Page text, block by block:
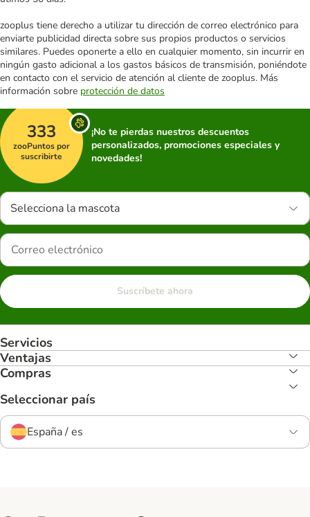
zooplus tiene derecho a utilizar tu dirección de correo electrónico para
enviarte publicidad directa sobre sus propios productos o servicios
similares. Puedes oponerte a ello en cualquier momento, sin incurrir en
ningún gasto adicional a los gastos básicos de transmisión, poniéndote
en contacto con el servicio de atención al cliente de zooplus. Más
información sobre protección de datos
333
zooPuntos por
suscribirte
¡No te pierdas nuestros descuentos
personalizados, promociones especiales y
novedades!
Selecciona la mascota
Suscríbete ahora
Servicios
Ventajas
Compras
Seleccionar país
España / es